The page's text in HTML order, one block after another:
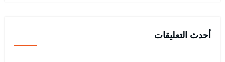
أحدث التعليقات